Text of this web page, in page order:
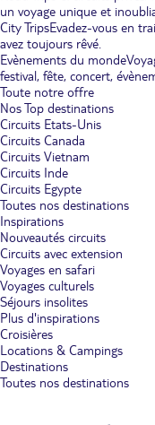
un voyage unique et
City TripsEvadez-vous en
avez toujours rêvé.
Evènements du monde
festival, fête, concert,
Toute notre offre
Nos Top destinations
Circuits Etats-Unis
Circuits Canada
Circuits Vietnam
Circuits Inde
Circuits Egypte
Toutes nos destinations
Inspirations
Nouveautés circuits
Circuits avec extension
Voyages en safari
Voyages culturels
Séjours insolites
Plus d'inspirations
Croisières
Locations & Campings
Destinations
Toutes nos destinations